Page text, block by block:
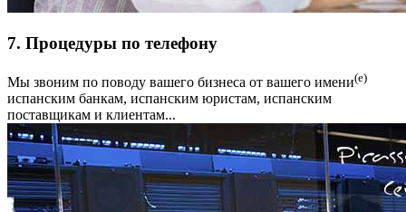
7. Процедуры по телефону
Мы звоним по поводу вашего бизнеса от вашего имени(е)
испанским банкам, испанским юристам, испанским
поставщикам и клиентам...